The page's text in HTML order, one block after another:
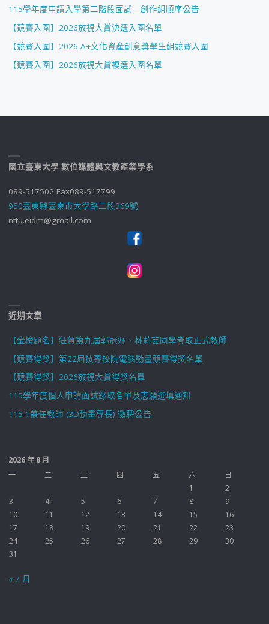
115學年度申請入學第二階段面試＿創作組順序公告
【競賽入圍】2026放視大賞決選入圍名單
【競賽入圍】2026 A+文化資產創意獎學生組競賽入圍
【競賽入圍】2026放視大賞複選入圍名單
國立臺東大學 數位媒體與文教產業學系
089-517502 Fax089-517799
950臺東縣臺東市大學路二段369號
nttu.eidm@gmail.com
近期文章
【金榜題名】狂賀第九屆郭冠妤、林莉芸同學考取正式教師
【競賽得獎】第22屆技專校院電腦動畫競賽得獎名單
【競賽得獎】2026放視大賞得獎名單
115學年度個人申請面試錄取名單及志願選填通知
115-1兼任教師 (3D動畫專長) 徵聘公告
2026 年 8 月
一
二 三 四 五 六
日
1
2
3
4 5 6 7 8
9
10
11 12 13 14 15
16
17
18 19 20 21 22
23
24
25 26 27 28 29
30
31
« 7 月